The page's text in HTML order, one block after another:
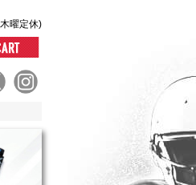
曜定休)